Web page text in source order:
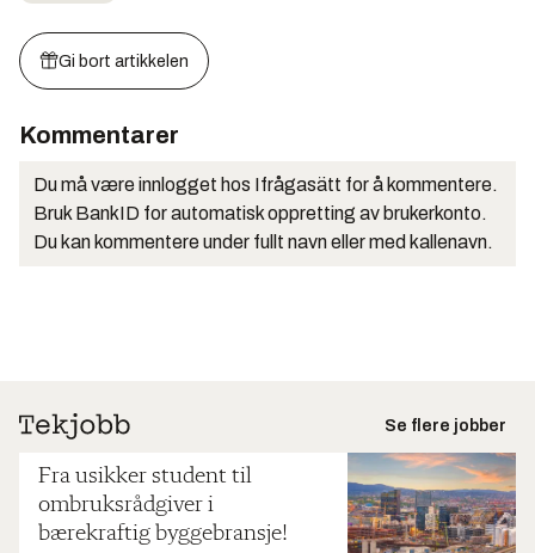
Gi bort artikkelen
Kommentarer
Du må være innlogget hos Ifrågasätt for å kommentere.
Bruk BankID for automatisk oppretting av brukerkonto.
Du kan kommentere under fullt navn eller med kallenavn.
Se flere jobber
Fra usikker student til
ombruksrådgiver i
bærekraftig byggebransje!